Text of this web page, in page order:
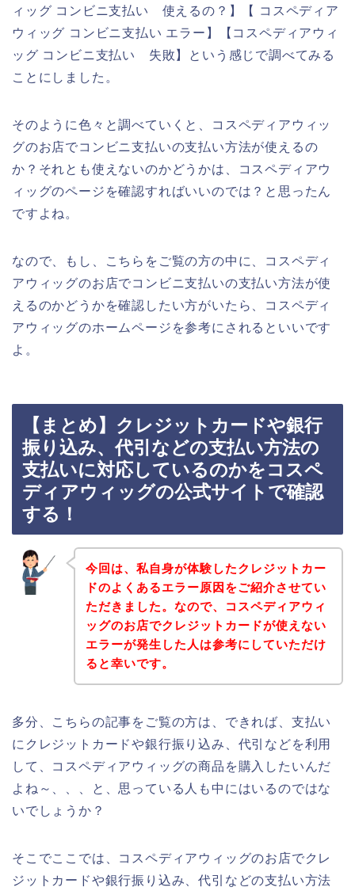
ィッグ コンビニ支払い 使えるの？】【 コスペディア
ウィッグ コンビニ支払い エラー】【コスペディアウィ
ッグ コンビニ支払い 失敗】という感じで調べてみる
ことにしました。
そのように色々と調べていくと、コスペディアウィッ
グのお店でコンビニ支払いの支払い方法が使えるの
か？それとも使えないのかどうかは、コスペディアウ
ィッグのページを確認すればいいのでは？と思ったん
ですよね。
なので、もし、こちらをご覧の方の中に、コスペディ
アウィッグのお店でコンビニ支払いの支払い方法が使
えるのかどうかを確認したい方がいたら、コスペディ
アウィッグのホームページを参考にされるといいです
よ。
【まとめ】クレジットカードや銀行
振り込み、代引などの支払い方法の
支払いに対応しているのかをコスペ
ディアウィッグの公式サイトで確認
する！
今回は、私自身が体験したクレジットカー
ドのよくあるエラー原因をご紹介させてい
ただきました。なので、コスペディアウィ
ッグのお店でクレジットカードが使えない
エラーが発生した人は参考にしていただけ
ると幸いです。
多分、こちらの記事をご覧の方は、できれば、支払い
にクレジットカードや銀行振り込み、代引などを利用
して、コスペディアウィッグの商品を購入したいんだ
よね～、、、と、思っている人も中にはいるのではな
いでしょうか？
そこでここでは、コスペディアウィッグのお店でクレ
ジットカードや銀行振り込み、代引などの支払い方法